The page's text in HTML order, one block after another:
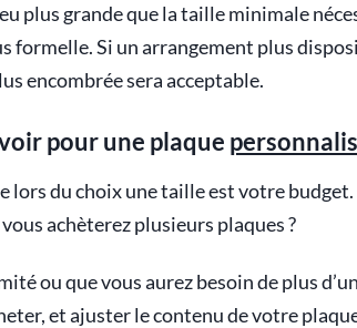
plus grande que la taille minimale
formelle. Si un arrangement plus
encombrée sera acceptable.
pour une plaque
lors du choix une taille est votre
achèterez plusieurs plaques ?
ou que vous aurez besoin de plus
et ajuster le contenu de votre